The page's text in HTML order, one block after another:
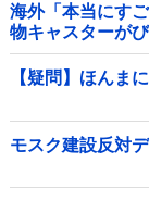
海外「本当にす
物キャスターが
【疑問】ほんま
モスク建設反対